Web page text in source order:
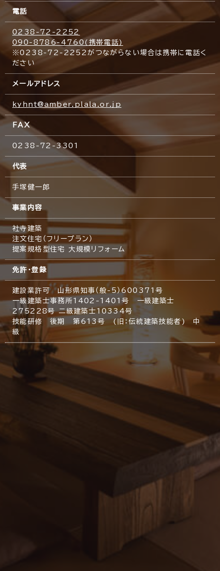
電話
0238-72-2252
090-8786-4760(携帯電話)
※0238-72-2252がつながらない場合は携帯に電話く
ださい
メールアドレス
kyhnt@amber.plala.or.jp
FAX
0238-72-3301
代表
手塚健一郎
事業内容
社寺建築
注文住宅（フリープラン）
提案規格型住宅 大規模リフォーム
免許・登録
建設業許可 山形県知事（般-5）600371号
一級建築士事務所1402-1401号 一級建築士
275228号 二級建築士10334号
技能研修 後期 第613号 (旧：伝統建築技能者) 中
級